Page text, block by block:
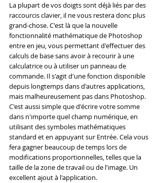
La plupart de vos doigts sont déjà liés par des
raccourcis clavier, il ne vous restera donc plus
grand-chose. C'est là que la nouvelle
fonctionnalité mathématique de Photoshop
entre en jeu, vous permettant d'effectuer des
calculs de base sans avoir à recourir à une
calculatrice ou à utiliser un panneau de
commande. Il s'agit d'une fonction disponible
depuis longtemps dans d'autres applications,
mais malheureusement pas dans Photoshop.
C'est aussi simple que d'écrire votre somme
dans n'importe quel champ numérique, en
utilisant des symboles mathématiques
standard et en appuyant sur Entrée. Cela vous
fera gagner beaucoup de temps lors de
modifications proportionnelles, telles que la
taille de la zone de travail ou de l'image. Un
excellent ajout à l'application.